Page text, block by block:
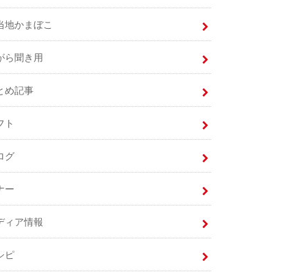
地かまぼこ
ら聞き用
め記事
ト
グ
ー
ィア情報
ピ